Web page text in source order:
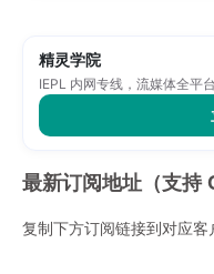
精灵学院
IEPL 内网专线，流媒体全平
最新订阅地址（支持
复制下方订阅链接到对应客